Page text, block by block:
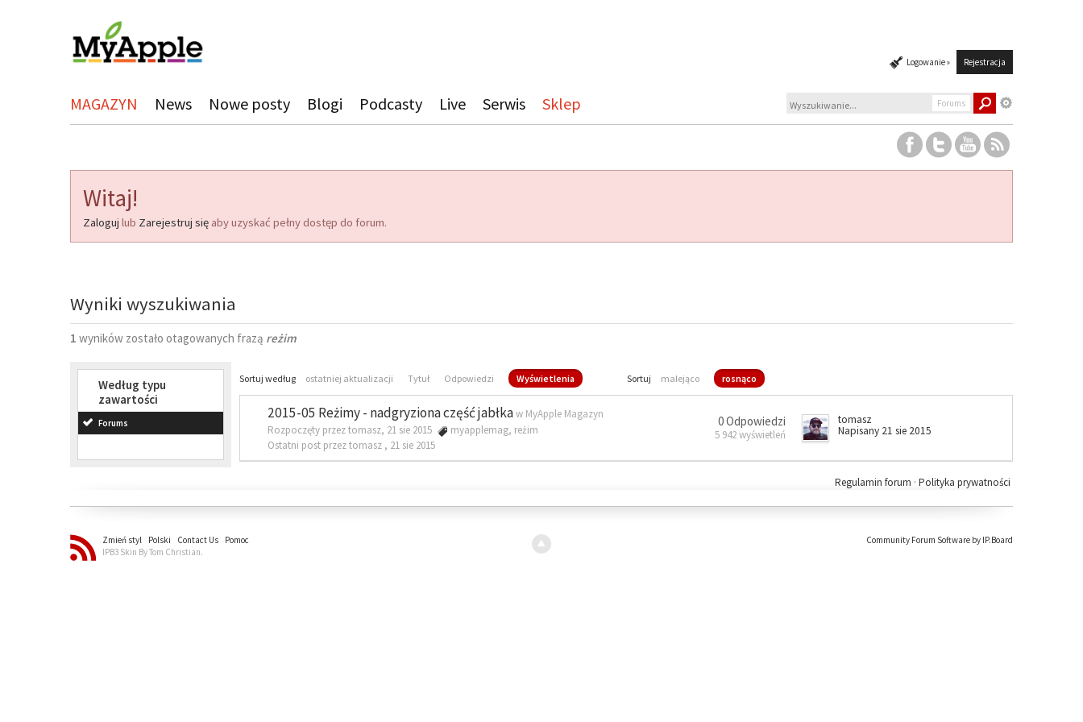
Logowanie » Rejestracja
MAGAZYN News Nowe posty Blogi Podcasty Live Serwis Sklep Forums
Witaj!
Zaloguj lub Zarejestruj się aby uzyskać pełny dostęp do forum.
Wyniki wyszukiwania
1 wyników zostało otagowanych frazą reżim
Według typu
zawartości
Forums
Sortuj według ostatniej aktualizacji Tytuł Odpowiedzi Wyświetlenia Sortuj malejąco rosnąco
2015-05 Reżimy - nadgryziona część jabłkaw MyApple Magazyn
Rozpoczęty przez tomasz, 21 sie 2015
myapplemag, reżim
Ostatni post przez tomasz , 21 sie 2015
0 Odpowiedzi
5 942 wyświetleń
tomasz
Napisany 21 sie 2015
Polityka prywatności
Regulamin forum ·
Zmień styl Polski Contact Us
Pomoc
IPB3 Skin By Tom Christian.
Community Forum Software by IP.Board